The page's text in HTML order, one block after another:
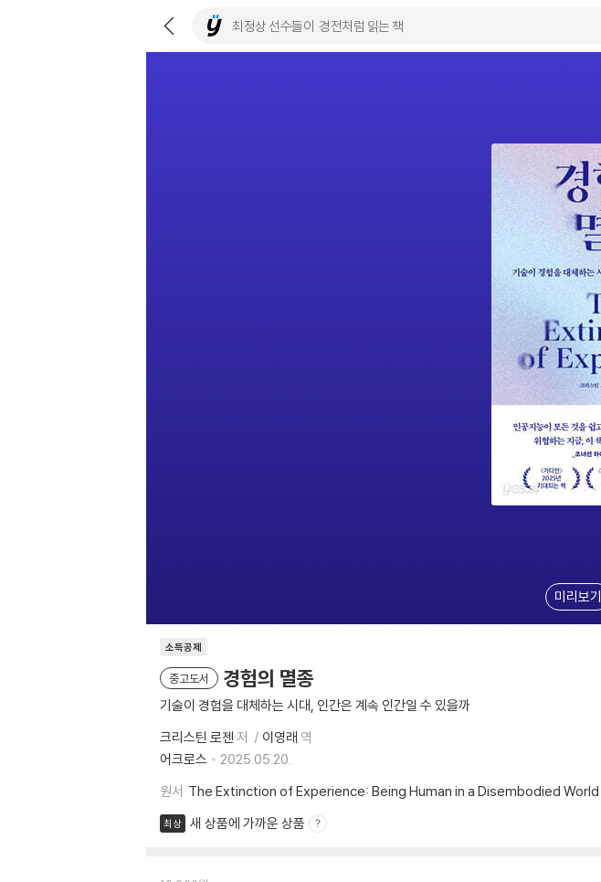
미리보기
소득공제
중고도서 경험의 멸종
기술이 경험을 대체하는 시대, 인간은 계속 인간일 수 있을까
크리스틴 로젠 저 이영래 역
어크로스
2025.05.20.
원서 The Extinction of Experience: Being Human in a Disembodied World
최상 새 상품에 가까운 상품